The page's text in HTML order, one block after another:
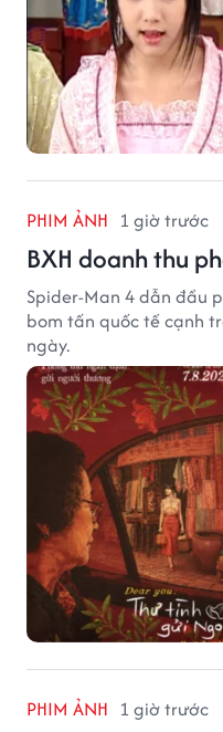
PHIM ẢNH 1 giờ trước
BXH doanh thu
Spider-Man 4 dẫn đầu
bom tấn quốc tế cạnh
ngày.
PHIM ẢNH 1 giờ trước